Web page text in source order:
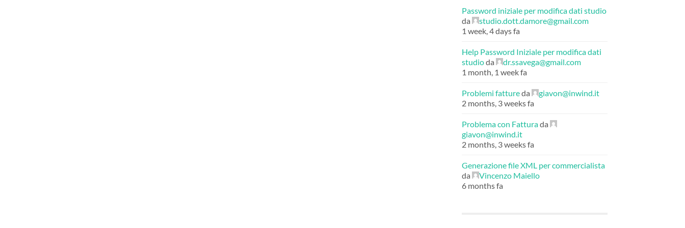
Password iniziale per modifica dati studio
da
studio.dott.damore@gmail.com
1 week, 4 days fa
Help Password Iniziale per modifica dati
studioda
dr.ssavega@gmail.com
1 month, 1 week fa
Problemi fattureda
giavon@inwind.it
2 months, 3 weeks fa
Problema con Fatturada
giavon@inwind.it
2 months, 3 weeks fa
Generazione file XML per commercialista
da
Vincenzo Maiello
6 months fa